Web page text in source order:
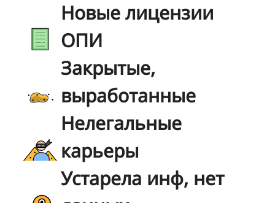
Новые лицензии
ОПИ
Закрытые,
выработанные
Нелегальные
карьеры
Устарела инф, нет